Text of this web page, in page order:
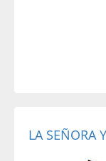
LA SEÑORA